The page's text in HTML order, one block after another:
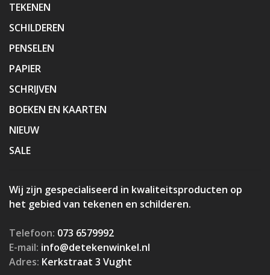
TEKENEN
SCHILDEREN
PENSELEN
PAPIER
SCHRIJVEN
BOEKEN EN KAARTEN
NIEUW
SALE
Wij zijn gespecialiseerd in kwaliteitsproducten op
het gebied van tekenen en schilderen.
Telefoon: 073 6579992
E-mail: info@detekenwinkel.nl
Adres: Kerkstraat 3 Vught